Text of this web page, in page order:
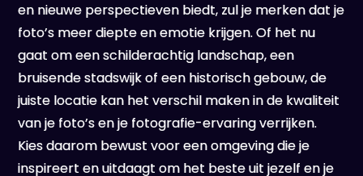
en nieuwe perspectieven biedt, zul je merken dat je
foto’s meer diepte en emotie krijgen. Of het nu
gaat om een schilderachtig landschap, een
bruisende stadswijk of een historisch gebouw, de
juiste locatie kan het verschil maken in de kwaliteit
van je foto’s en je fotografie-ervaring verrijken.
Kies daarom bewust voor een omgeving die je
inspireert en uitdaagt om het beste uit jezelf en je